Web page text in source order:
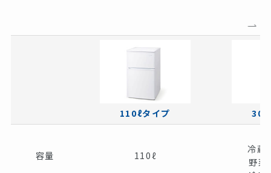
110ℓタイプ
容量 110ℓ
冷蔵
野菜